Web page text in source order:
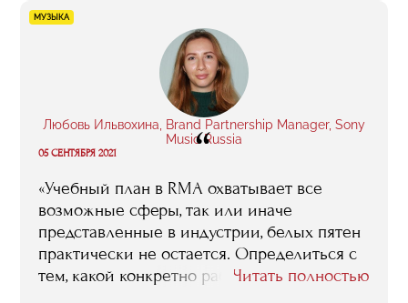
того — ты начинаешь ощущать себя
частью этой картины. Это очень важно,
поскольку помимо собственно знаний,
такой подход дает студенту возможность
определится с тем, чем лично он хотел бы
заниматься после окончания обучения: со
мной, как я уже говорила, все именно так и
МУЗЫКА
Любовь Ильвохина, Brand Partnership Manager, Sony
Music Russia
“
05 СЕНТЯБРЯ 2021
«Учебный план в RMA охватывает все
возможные сферы, так или иначе
представленные в индустрии, белых пятен
практически не остается. Определиться с
тем, какой конкретно работы ты хочешь,
Читать полностью